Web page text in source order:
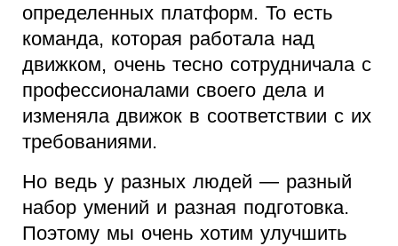
определенных платформ. То есть
команда, которая работала над
движком, очень тесно сотрудничала с
профессионалами своего дела и
изменяла движок в соответствии с их
требованиями.
Но ведь у разных людей — разный
набор умений и разная подготовка.
Поэтому мы очень хотим улучшить